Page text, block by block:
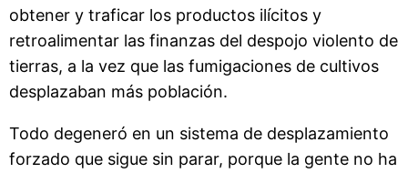
obtener y traficar los productos ilícitos y
retroalimentar las finanzas del despojo violento de
tierras, a la vez que las fumigaciones de cultivos
desplazaban más población.
Todo degeneró en un sistema de desplazamiento
forzado que sigue sin parar, porque la gente no ha